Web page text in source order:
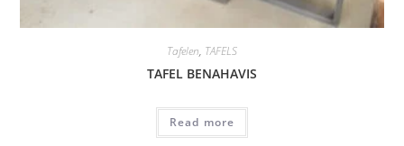
Tafelen, TAFELS
TAFEL BENAHAVIS
Read more